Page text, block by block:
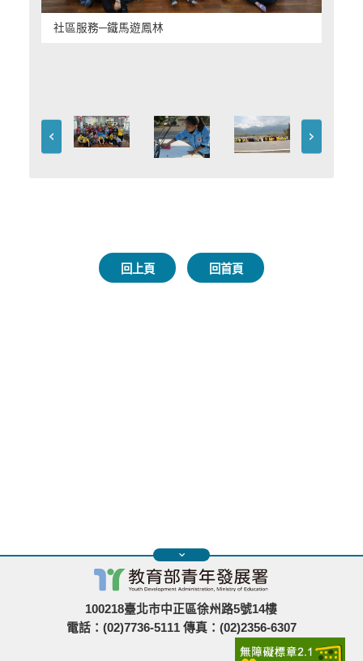
社區服務─鐵馬遊鳳林
回上頁 回首頁
100218臺北市中正區徐州路5號14樓
電話：(02)7736-5111 傳真：(02)2356-6307